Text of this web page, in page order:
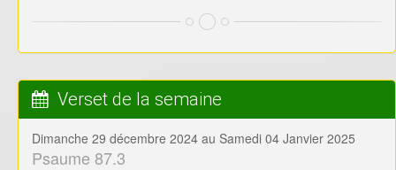
Verset de la semaine
Dimanche 29 décembre 2024 au Samedi 04 Janvier 2025
Psaume 87.3